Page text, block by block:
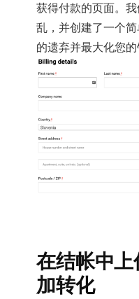
获得付款的页面。
乱，并创建了一个
的遗弃并最大化您的
在结帐中
加转化